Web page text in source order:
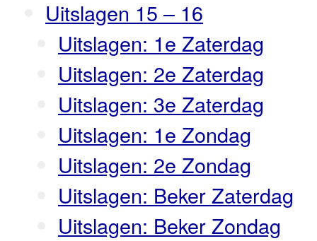
Uitslagen 15 – 16
Uitslagen: 1e Zaterdag
Uitslagen: 2e Zaterdag
Uitslagen: 3e Zaterdag
Uitslagen: 1e Zondag
Uitslagen: 2e Zondag
Uitslagen: Beker Zaterdag
Uitslagen: Beker Zondag